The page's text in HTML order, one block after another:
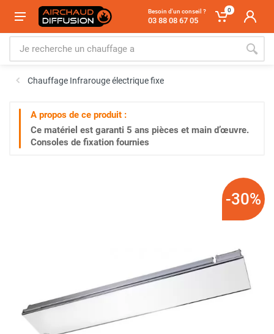
Besoin d'un conseil ?
03 88 08 67 05
0
Chauffage Infrarouge électrique fixe
A propos de ce produit :
Ce matériel est garanti 5 ans pièces et main d’œuvre.
Consoles de fixation fournies
-30%